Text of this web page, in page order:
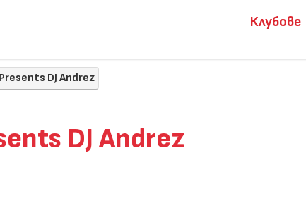
Клубове
DJ Andrez
DJ Andrez